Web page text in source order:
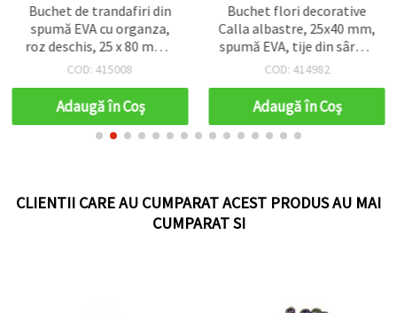
Buchet de trandafiri din
spumă EVA cu organza,
roz deschis, 25 x 80 mm -
10 bucăți
COD: 415008
Adaugă în Coş
Buchet flori decorative
Calla albastre, 25x40 mm,
spumă EVA, tije din sârmă
îmbrăcată în hârtie, set
COD: 414982
Adaugă în Coş
CLIENTII CARE AU CUMPARAT ACEST PRODUS AU MAI
CUMPARAT SI